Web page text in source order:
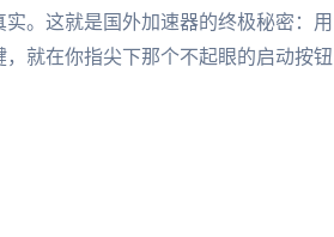
。这就是国外加速器的终极秘密：用
就在你指尖下那个不起眼的启动按钮